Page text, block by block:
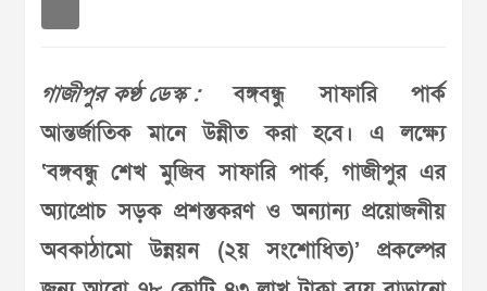
গাজীপুর কণ্ঠ ডেস্ক :বঙ্গবন্ধু সাফারি পার্ক
আন্তর্জাতিক মানে উন্নীত করা হবে। এ লক্ষ‌্যে
‘বঙ্গবন্ধু শেখ মুজিব সাফারি পার্ক, গাজীপুর এর
অ‌্যাপ্রোচ সড়ক প্রশস্তকরণ ও অন্যান্য প্রয়োজনীয়
অবকাঠামো উন্নয়ন (২য় সংশোধিত)’ প্রকল্পের